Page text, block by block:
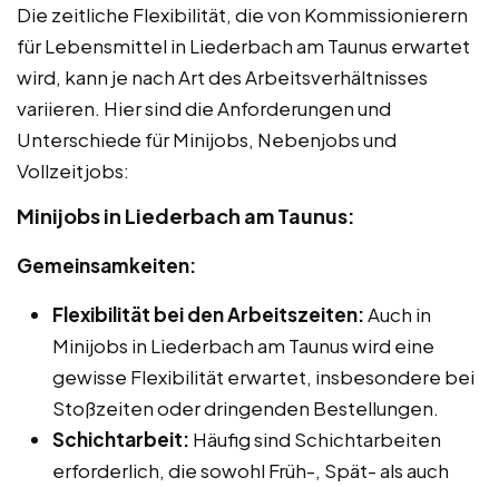
Die zeitliche Flexibilität, die von Kommissionierern
für Lebensmittel in Liederbach am Taunus erwartet
wird, kann je nach Art des Arbeitsverhältnisses
variieren. Hier sind die Anforderungen und
Unterschiede für Minijobs, Nebenjobs und
Vollzeitjobs:
Minijobs in Liederbach am Taunus:
Gemeinsamkeiten:
Flexibilität bei den Arbeitszeiten:Auch in
Minijobs in Liederbach am Taunus wird eine
gewisse Flexibilität erwartet, insbesondere bei
Stoßzeiten oder dringenden Bestellungen.
Schichtarbeit: Häufig sind Schichtarbeiten
erforderlich, die sowohl Früh-, Spät- als auch